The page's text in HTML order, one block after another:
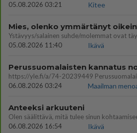
05.08.2026 03:21
Kitee
Mies, olenko ymmärtänyt
05.08.2026 11:40
Ikävä
06.08.2026 03:24
Maailman
Anteeksi arkuuteni
06.08.2026 16:54
Ikävä